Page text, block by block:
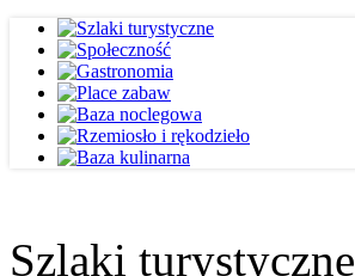
Szlaki turystyczne